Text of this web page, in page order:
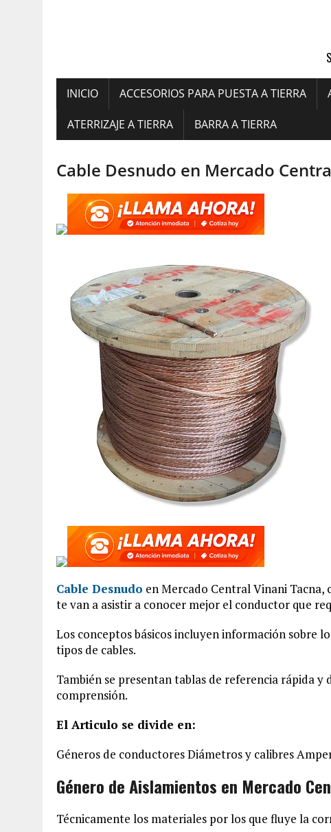
INICIO ACCESORIOS PARA PUESTA A TIERRA
ATERRIZAJE A TIERRA BARRA A TIERRA
Cable Desnudo en Mercado
Cable Desnudo en Mercado Central Vinani Tacna,
te van a asistir a conocer mejor el conductor que
Los conceptos básicos incluyen información sobre
tipos de cables.
También se presentan tablas de referencia rápida
comprensión.
El Articulo se divide en:
Géneros de conductores Diámetros y calibres
Género de Aislamientos en Mercado
Técnicamente los materiales por los que fluye la